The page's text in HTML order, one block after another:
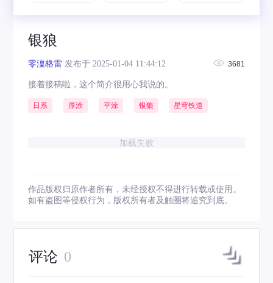
银狼
零澟格雷 发布于 2025-01-04 11:44:12 3681
接着接稿啦，这个简介很用心我说的。
日系 厚涂 平涂 银狼 星穹铁道
加载失败
作品版权归原作者所有，未经授权不得进行转载或使用。
如有盗图等侵权行为，版权所有者及触圈将追究到底。
评论 0